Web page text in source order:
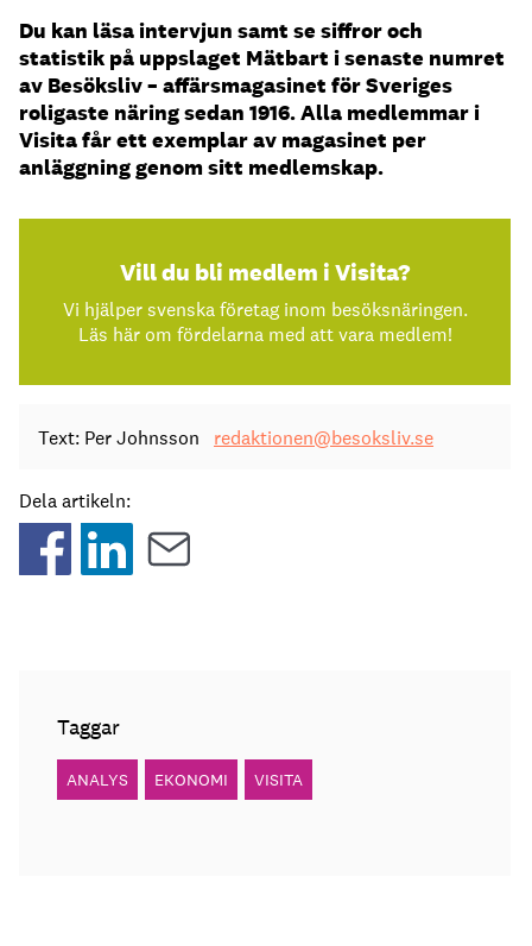
Du kan läsa intervjun samt se siffror och
statistik på uppslaget Mätbart i senaste numret
av Besöksliv – affärsmagasinet för Sveriges
roligaste näring sedan 1916. Alla medlemmar i
Visita får ett exemplar av magasinet per
anläggning genom sitt medlemskap.
Vill du bli medlem i Visita?
Vi hjälper svenska företag inom besöksnäringen.
Läs här om fördelarna med att vara medlem!
Text: Per Johnsson redaktionen@besoksliv.se
Dela artikeln:
Taggar
ANALYS EKONOMI VISITA